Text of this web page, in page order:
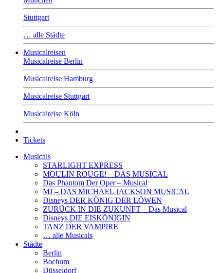
Stuttgart
… alle Städte
Musicalreisen
Musicalreise Berlin
Musicalreise Hamburg
Musicalreise Stuttgart
Musicalreise Köln
Tickets
Musicals
STARLIGHT EXPRESS
MOULIN ROUGE! – DAS MUSICAL
Das Phantom Der Oper – Musical
MJ – DAS MICHAEL JACKSON MUSICAL
Disneys DER KÖNIG DER LÖWEN
ZURÜCK IN DIE ZUKUNFT – Das Musical
Disneys DIE EISKÖNIGIN
TANZ DER VAMPIRE
… alle Musicals
Städte
Berlin
Bochum
Düsseldorf